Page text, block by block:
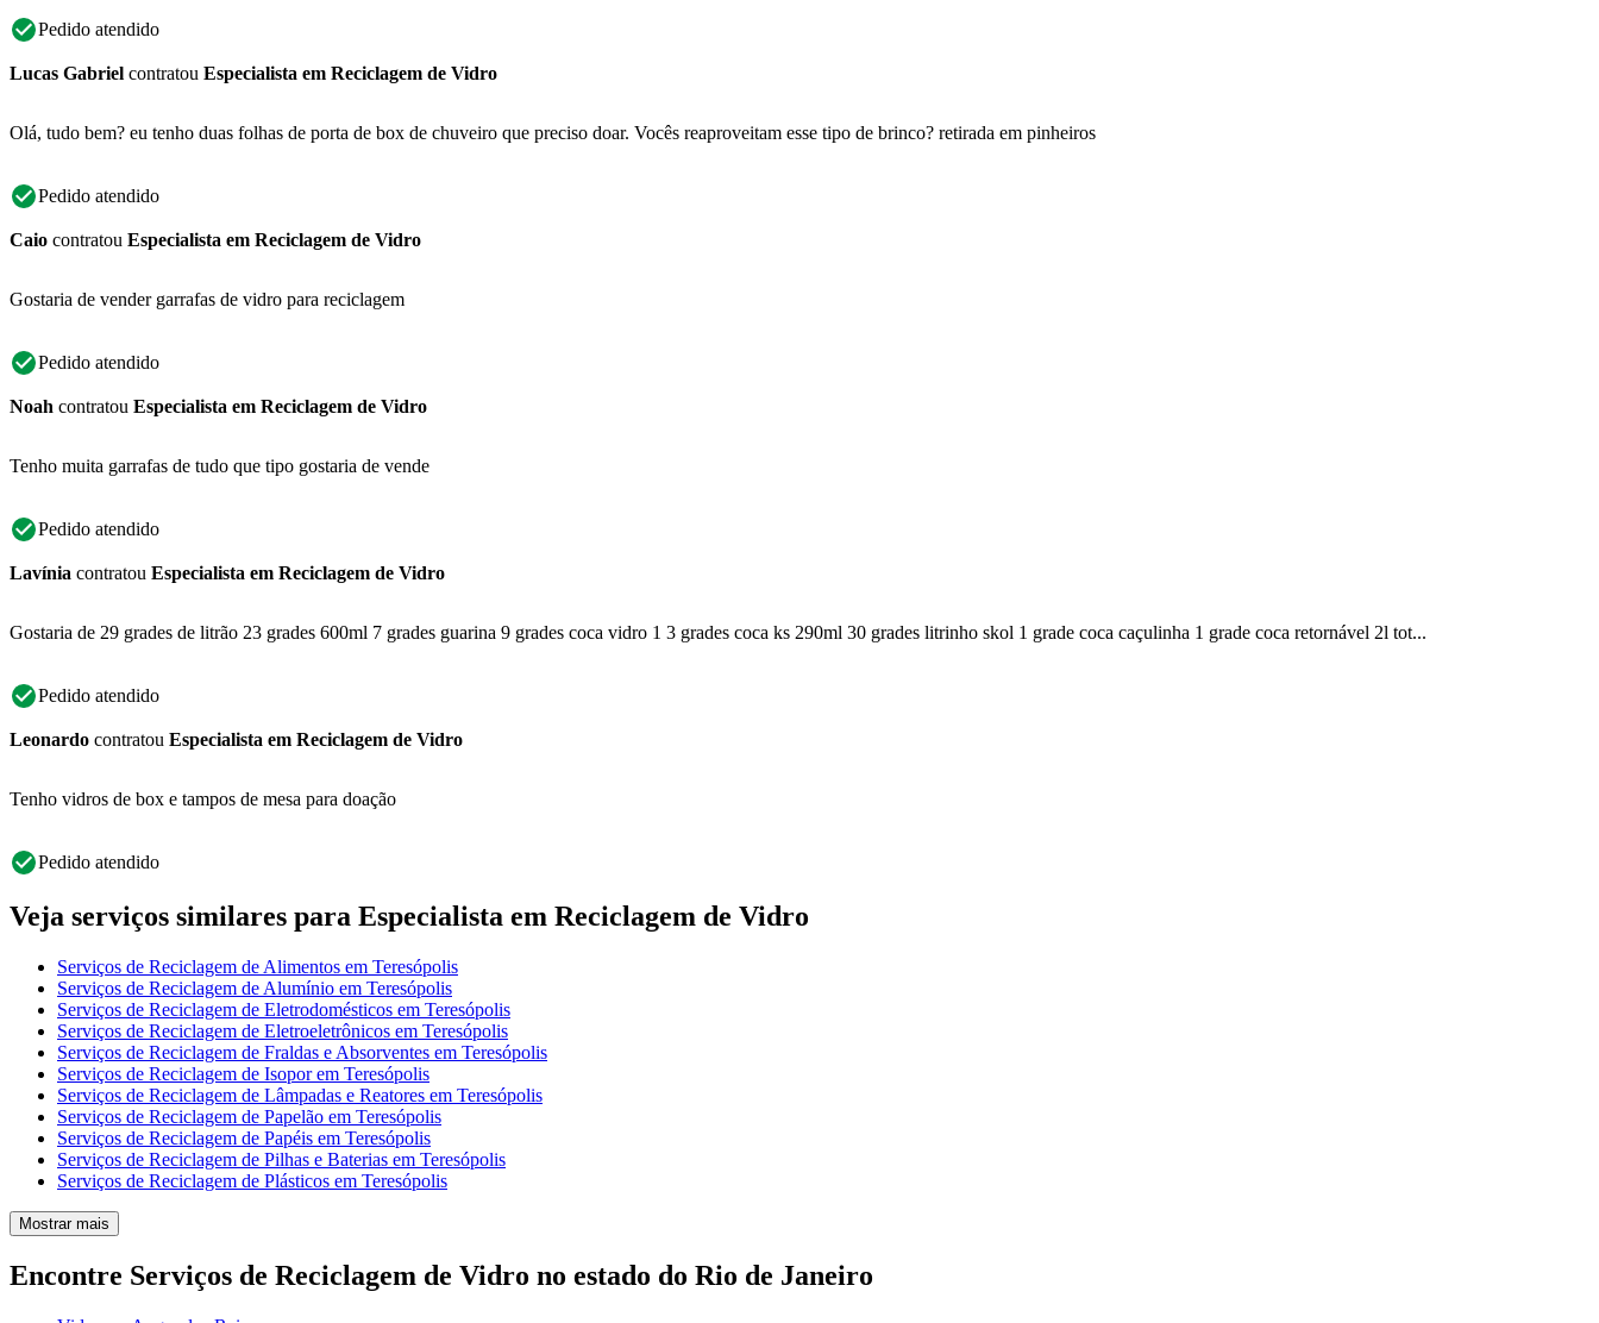
Pedido atendido
Lucas Gabriel contratou Especialista em Reciclagem de Vidro
Olá, tudo bem? eu tenho duas folhas de porta de box de chuveiro que preciso doar. Vocês reaproveitam esse tipo de brinco? retirada em pinheiros
Pedido atendido
Caio contratou Especialista em Reciclagem de Vidro
Gostaria de vender garrafas de vidro para reciclagem
Pedido atendido
Noah contratou Especialista em Reciclagem de Vidro
Tenho muita garrafas de tudo que tipo gostaria de vende
Pedido atendido
Lavínia contratou Especialista em Reciclagem de Vidro
Gostaria de 29 grades de litrão 23 grades 600ml 7 grades guarina 9 grades coca vidro 1 3 grades coca ks 290ml 30 grades litrinho skol 1 grade coca caçulinha 1 grade coca retornável 2l tot...
Pedido atendido
Leonardo contratou Especialista em Reciclagem de Vidro
Tenho vidros de box e tampos de mesa para doação
Pedido atendido
Veja serviços similares para Especialista em Reciclagem de Vidro
Serviços de Reciclagem de Alimentos em Teresópolis
Serviços de Reciclagem de Alumínio em Teresópolis
Serviços de Reciclagem de Eletrodomésticos em Teresópolis
Serviços de Reciclagem de Eletroeletrônicos em Teresópolis
Serviços de Reciclagem de Fraldas e Absorventes em Teresópolis
Serviços de Reciclagem de Isopor em Teresópolis
Serviços de Reciclagem de Lâmpadas e Reatores em Teresópolis
Serviços de Reciclagem de Papelão em Teresópolis
Serviços de Reciclagem de Papéis em Teresópolis
Serviços de Reciclagem de Pilhas e Baterias em Teresópolis
Serviços de Reciclagem de Plásticos em Teresópolis
Mostrar mais
Encontre Serviços de Reciclagem de Vidro no estado do Rio de Janeiro